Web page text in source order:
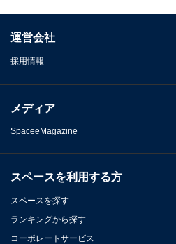
運営会社
採用情報
メディア
SpaceeMagazine
スペースを利用する方
スペースを探す
ランキングから探す
コーポレートサービス